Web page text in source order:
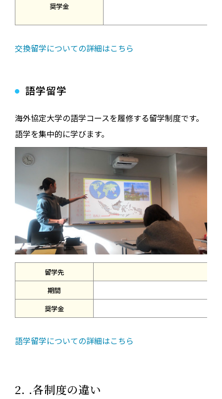
奨学金
交換留学についての詳細はこちら
語学留学
海外協定大学の語学コースを履修する留学制度です。
語学を集中的に学びます。
留学先
期間
奨学金
語学留学についての詳細はこちら
2. .各制度の違い